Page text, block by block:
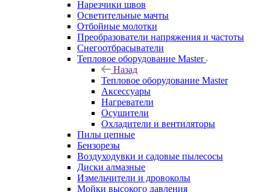
Нарезчики швов
Осветительные мачты
Отбойные молотки
Преобразователи напряжения и частоты
Снегоотбрасыватели
Тепловое оборудование Master
Назад
Тепловое оборудование Master
Аксессуары
Нагреватели
Осушители
Охладители и вентиляторы
Пилы цепные
Бензорезы
Воздуходувки и садовые пылесосы
Диски алмазные
Измельчители и дровоколы
Мойки высокого давления